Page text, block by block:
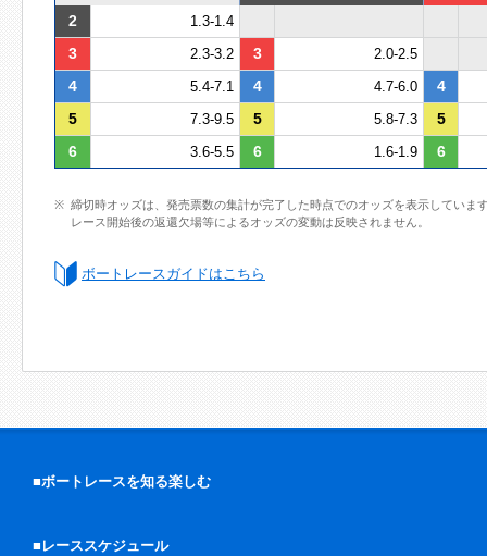
2 1.3-1.4
3 2.3-3.2 3 2.0-2.5
4 5.4-7.1 4 4.7-6.0
4
5
7.3-9.5 5 5.8-7.3
5
6
3.6-5.5 6 1.6-1.9 6
締切時オッズは、発売票数の集計が完了した時点でのオッズを表示していま
レース開始後の返還欠場等によるオッズの変動は反映されません。
ボートレースガイドはこちら
■ボートレースを知る楽しむ
■レーススケジュール